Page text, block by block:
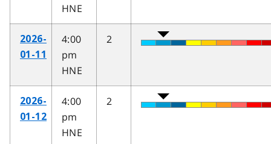
HNE
2026-
01-11
4:00
pm
HNE
2
2026-
01-12
4:00
pm
HNE
2